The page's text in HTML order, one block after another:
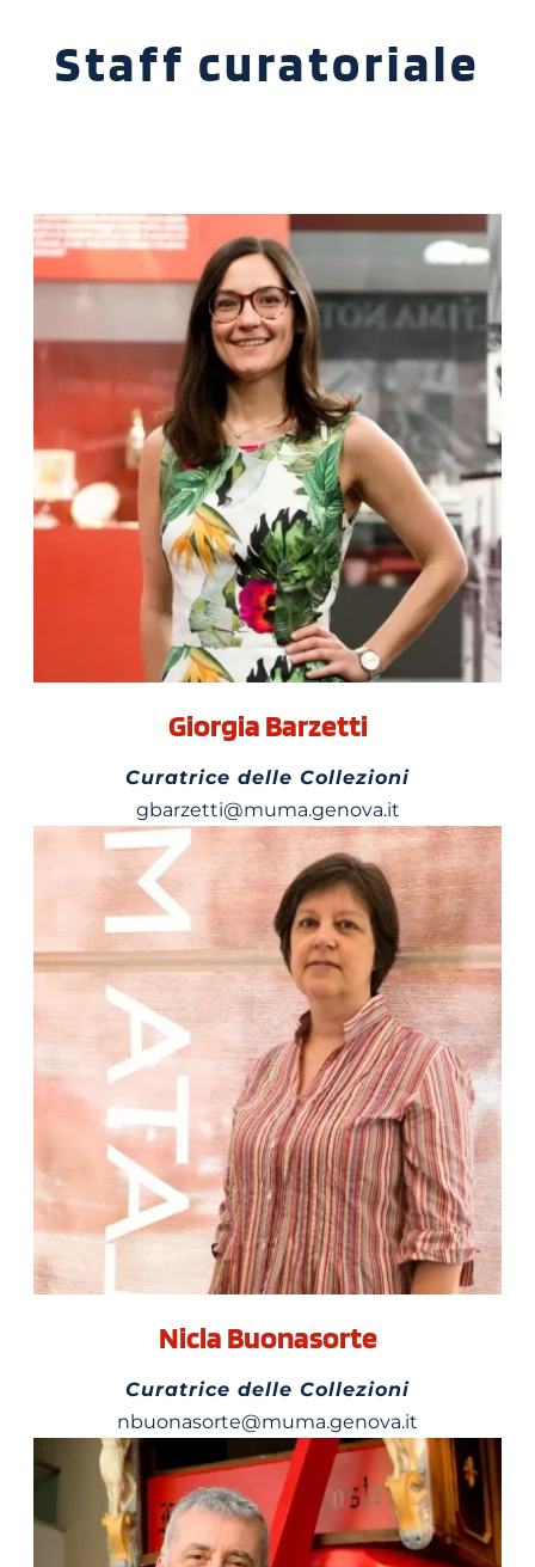
Staff curatoriale
Giorgia Barzetti
Curatrice delle Collezioni
gbarzetti@muma.genova.it
Nicla Buonasorte
Curatrice delle Collezioni
nbuonasorte@muma.genova.it